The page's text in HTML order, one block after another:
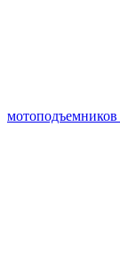
мотоподъемников